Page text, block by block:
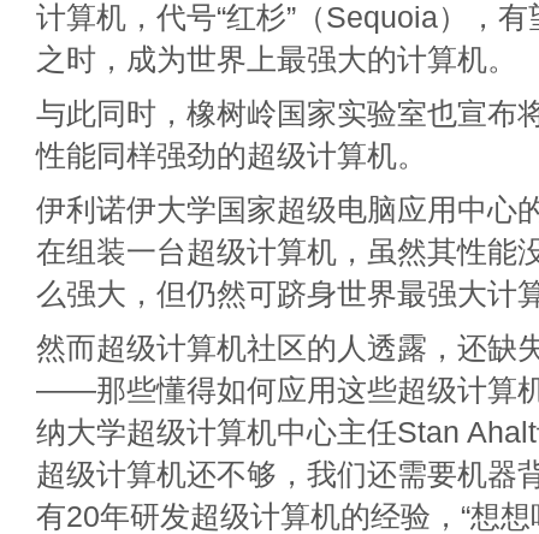
计算机，代号“红杉”（Sequoia），
之时，成为世界上最强大的计算机。
与此同时，橡树岭国家实验室也宣布
性能同样强劲的超级计算机。
伊利诺伊大学国家超级电脑应用中心
在组装一台超级计算机，虽然其性能
么强大，但仍然可跻身世界最强大计
然而超级计算机社区的人透露，还缺
——那些懂得如何应用这些超级计算
纳大学超级计算机中心主任Stan
超级计算机还不够，我们还需要机器
有20年研发超级计算机的经验，“想